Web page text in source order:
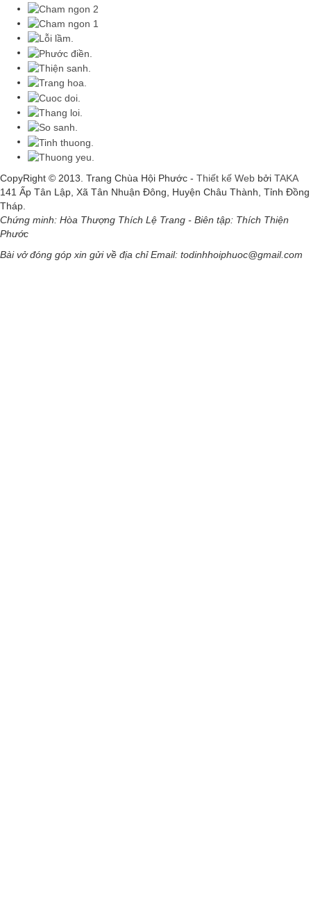
CopyRight © 2013. Trang Chùa Hội Phước - Thiết kế Web bởi TAKA
141 Ấp Tân Lập, Xã Tân Nhuận Đông, Huyện Châu Thành, Tỉnh Đồng
Tháp.
Chứng minh: Hòa Thượng Thích Lệ Trang - Biên tập: Thích Thiện
Phước
Bài vở đóng góp xin gửi về địa chỉ Email: todinhhoiphuoc@gmail.com